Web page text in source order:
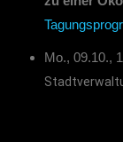
Mo., 09.10.,